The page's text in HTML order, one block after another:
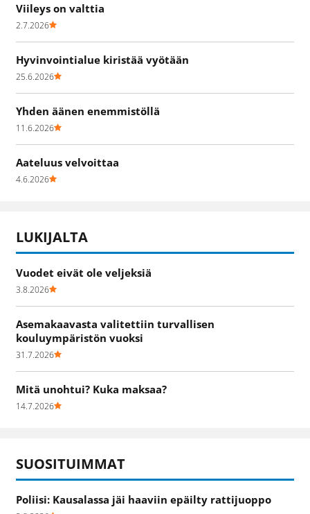
Viileys on valttia
2.7.2026
Hyvinvointialue kiristää vyötään
25.6.2026
Yhden äänen enemmistöllä
11.6.2026
Aateluus velvoittaa
4.6.2026
LUKIJALTA
Vuodet eivät ole veljeksiä
3.8.2026
Asemakaavasta valitettiin turvallisen
kouluympäristön vuoksi
31.7.2026
Mitä unohtui? Kuka maksaa?
14.7.2026
SUOSITUIMMAT
Poliisi: Kausalassa jäi haaviin epäilty rattijuoppo